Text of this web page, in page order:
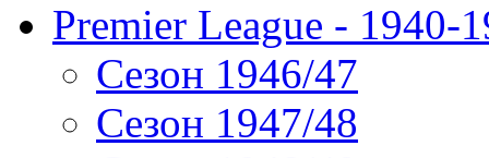
Premier League - 1940-
Сезон 1946/47
Сезон 1947/48